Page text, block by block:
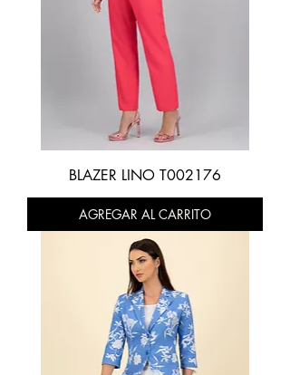
BLAZER LINO T002176
AGREGAR AL CARRITO